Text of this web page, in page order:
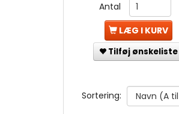
Antal
LÆG I KURV
Tilføj ønskeliste
Sortering: